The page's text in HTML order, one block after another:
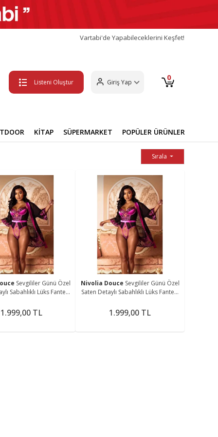
Vartabi'de Yapabileceklerini Keşfet!
Listeni Oluştur Giriş Yap 0
KİTAP SÜPERMARKET POPÜLER ÜRÜNLER
Sırala
Sevgililer Günü Özel
Sabahlıklı Lüks Fantezi
1.999,00 TL
Nivolia Douce Sevgililer Günü Özel
Saten Detaylı Sabahlıklı Lüks Fantezi
1.999,00 TL